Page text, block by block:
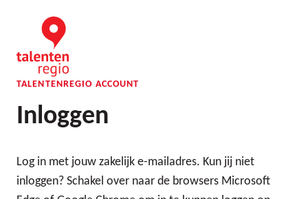
de
gaan
TALENTENREGIO ACCOUNT
Inloggen
Log in met jouw zakelijk e-mailadres. Kun jij niet
inloggen? Schakel over naar de browsers Microsoft